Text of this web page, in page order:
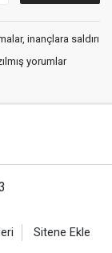
inançlara saldırı
yorumlar
Sitene Ekle